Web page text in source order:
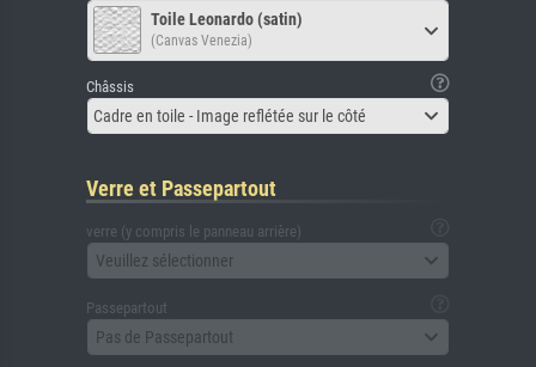
Toile Leonardo (satin)
(Canvas Venezia)
Châssis
Cadre en toile - Image reflétée sur le côté
Verre et Passepartout
verre (y compris le panneau arrière)
Veuillez sélectionner
Passepartout
Pas de Passepartout